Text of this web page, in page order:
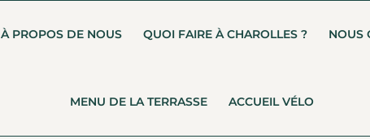
À PROPOS DE NOUS QUOI FAIRE À CHAROLLES ? NOUS
MENU DE LA TERRASSE ACCUEIL VÉLO